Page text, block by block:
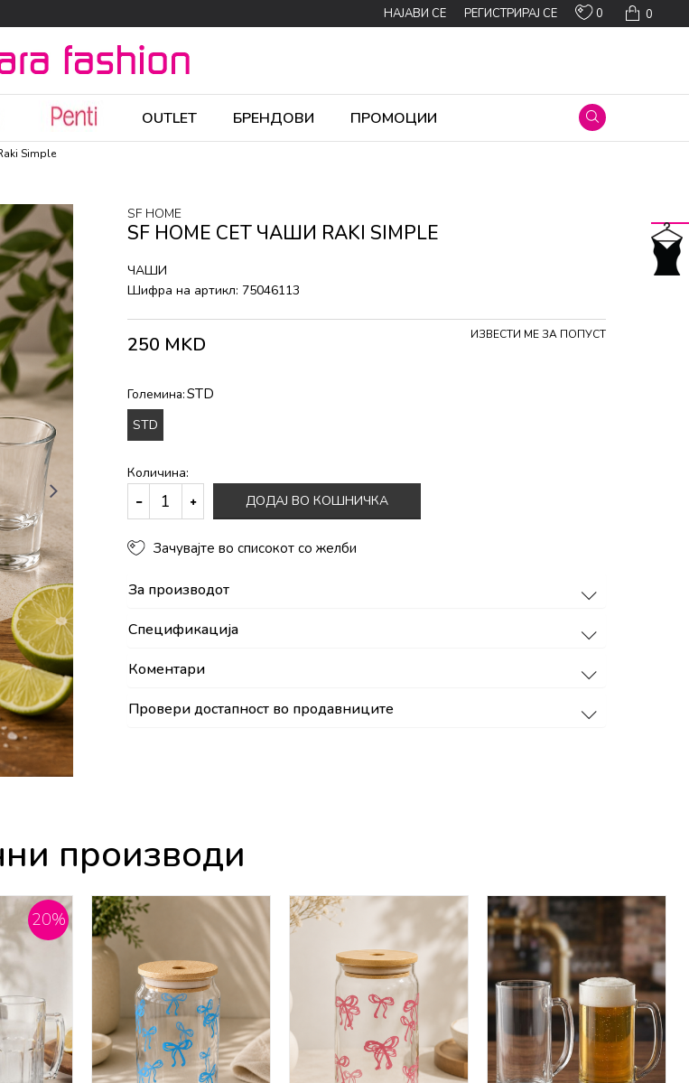
0
0
НАЈАВИ СЕ РЕГИСТРИРАЈ СЕ
OUTLET БРЕНДОВИ ПРОМОЦИИ
Simple
SF HOME
SF HOME СЕТ ЧАШИ RAKI SIMPLE
ЧАШИ
Шифра на артикл: 75046113
250 MKD ИЗВЕСТИ МЕ ЗА ПОПУСТ
Големина:STD
STD
Количина:
ДОДАЈ ВО КОШНИЧКА
Зачувајте во списокот со желби
За производот
Спецификација
Коментари
Провери достапност во продавниците
производи
20%